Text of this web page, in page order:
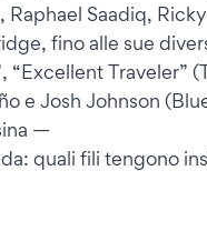
Saadiq,
fino alle sue
“Excellent Traveler”
e Josh Johnson
—
quali fili tengono